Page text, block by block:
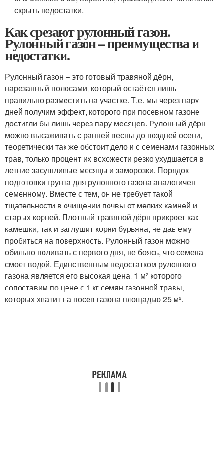
скрыть недостатки.
Как срезают рулонный газон.
Рулонный газон – преимущества и
недостатки.
Рулонный газон – это готовый травяной дёрн,
нарезанный полосами, который остаётся лишь
правильно разместить на участке. Т.е. мы через пару
дней получим эффект, которого при посевном газоне
достигли бы лишь через пару месяцев. Рулонный дёрн
можно высаживать с ранней весны до поздней осени,
теоретически так же обстоит дело и с семенами газонных
трав, только процент их всхожести резко ухудшается в
летние засушливые месяцы и заморозки. Порядок
подготовки грунта для рулонного газона аналогичен
семенному. Вместе с тем, он не требует такой
тщательности в очищении почвы от мелких камней и
старых корней. Плотный травяной дёрн прикроет как
камешки, так и заглушит корни бурьяна, не дав ему
пробиться на поверхность. Рулонный газон можно
обильно поливать с первого дня, не боясь, что семена
смоет водой. Единственным недостатком рулонного
газона является его высокая цена, 1 м² которого
сопоставим по цене с 1 кг семян газонной травы,
которых хватит на посев газона площадью 25 м².